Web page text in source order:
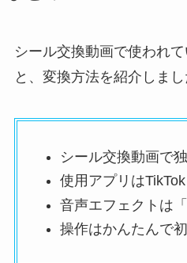
シール交換動画で使われ
と、変換方法を紹介しまし
シール交換動画で
使用アプリはTikTok
音声エフェクトは「
操作はかんたんで